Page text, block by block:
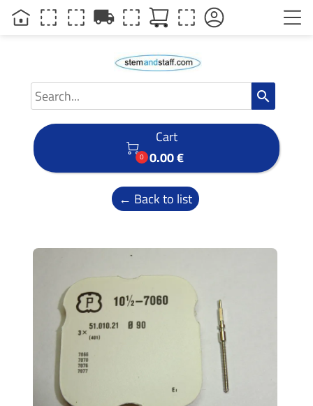
search

0
Cart
0.00 €
← Back to list
local_shipping